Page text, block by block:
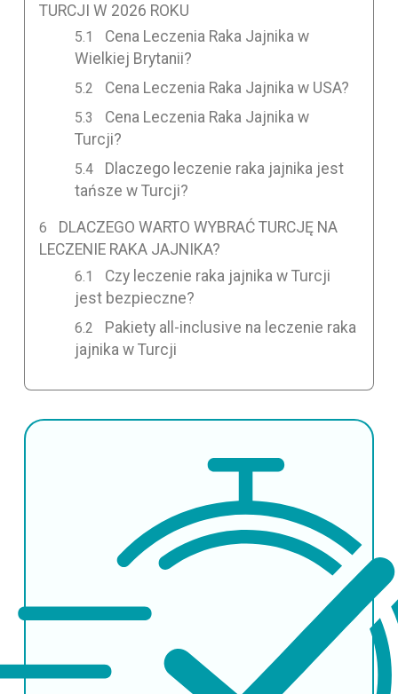
TURCJI W 2026 ROKU
Cena Leczenia Raka Jajnika w
Wielkiej Brytanii?
Cena Leczenia Raka Jajnika w USA?
Cena Leczenia Raka Jajnika w
Turcji?
Dlaczego leczenie raka jajnika jest
tańsze w Turcji?
DLACZEGO WARTO WYBRAĆ TURCJĘ NA
LECZENIE RAKA JAJNIKA?
Czy leczenie raka jajnika w Turcji
jest bezpieczne?
Pakiety all-inclusive na leczenie raka
jajnika w Turcji